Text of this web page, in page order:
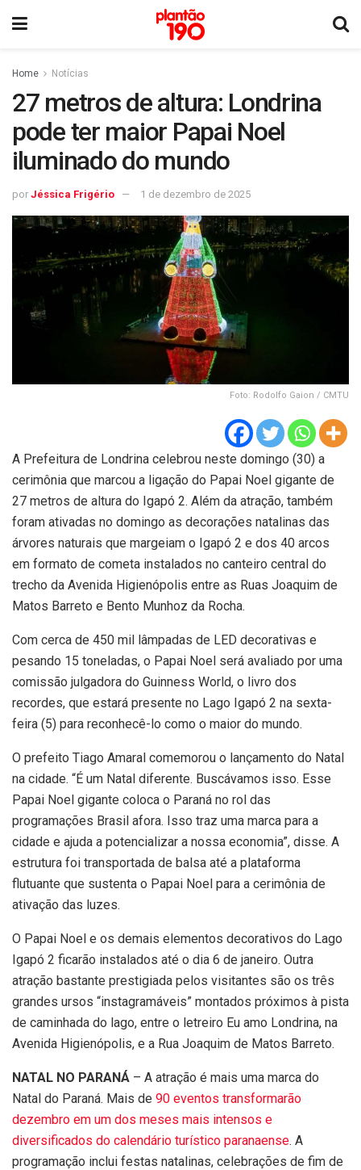
Home Notícias
27 metros de altura: Londrina
pode ter maior Papai Noel
iluminado do mundo
por Jéssica Frigério 1 de dezembro de 2025
Foto: Rodolfo Gaion / CMTU
A Prefeitura de Londrina celebrou neste domingo (30) a
cerimônia que marcou a ligação do Papai Noel gigante de
27 metros de altura do Igapó 2. Além da atração, também
foram ativadas no domingo as decorações natalinas das
árvores naturais que margeiam o Igapó 2 e dos 40 arcos
em formato de cometa instalados no canteiro central do
trecho da Avenida Higienópolis entre as Ruas Joaquim de
Matos Barreto e Bento Munhoz da Rocha.
Com cerca de 450 mil lâmpadas de LED decorativas e
pesando 15 toneladas, o Papai Noel será avaliado por uma
comissão julgadora do Guinness World, o livro dos
recordes, que estará presente no Lago Igapó 2 na sexta-
feira (5) para reconhecê-lo como o maior do mundo.
O prefeito Tiago Amaral comemorou o lançamento do Natal
na cidade. “É um Natal diferente. Buscávamos isso. Esse
Papai Noel gigante coloca o Paraná no rol das
programações Brasil afora. Isso traz uma marca para a
cidade e ajuda a potencializar a nossa economia”, disse. A
estrutura foi transportada de balsa até a plataforma
flutuante que sustenta o Papai Noel para a cerimônia de
ativação das luzes.
O Papai Noel e os demais elementos decorativos do Lago
Igapó 2 ficarão instalados até o dia 6 de janeiro. Outra
atração bastante prestigiada pelos visitantes são os três
grandes ursos “instagramáveis” montados próximos à pista
de caminhada do lago, entre o letreiro Eu amo Londrina, na
Avenida Higienópolis, e a Rua Joaquim de Matos Barreto.
NATAL NO PARANÁ – A atração é mais uma marca do
Natal do Paraná. Mais de 90 eventos transformarão
dezembro em um dos meses mais intensos e
diversificados do calendário turístico paranaense. A
programação inclui festas natalinas, celebrações de fim de